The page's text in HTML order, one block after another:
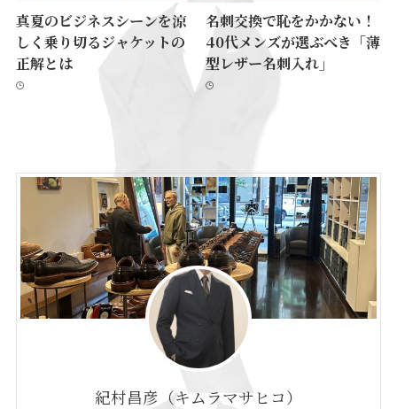
真夏のビジネスシーンを涼
しく乗り切るジャケットの
正解とは
名刺交換で恥をかかない！
40代メンズが選ぶべき「薄
型レザー名刺入れ」
紀村昌彦（キムラマサヒコ）